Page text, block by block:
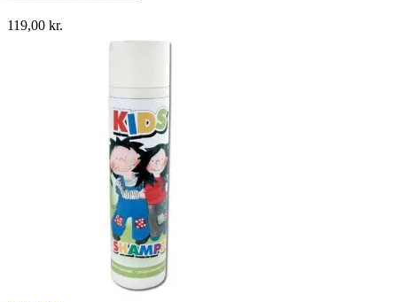
119,00 kr.